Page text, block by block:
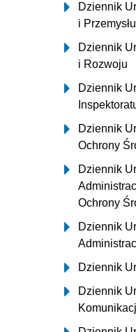
Dziennik
i
Dziennik
i Rozwoju
Dziennik
Dziennik
Ochrony
Dziennik
Ochrony
Dziennik
Dziennik
Dziennik